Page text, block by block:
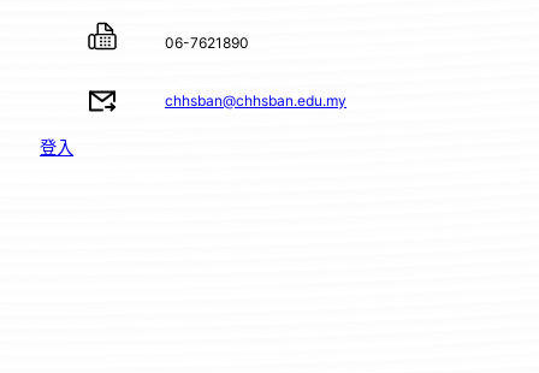
06-7621890
chhsban@chhsban.edu.my
登入